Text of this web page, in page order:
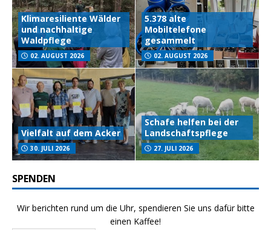
Klimaresiliente Wälder
und nachhaltige
Waldpflege
02. AUGUST 2026
5.378 alte
Mobiltelefone
gesammelt
02. AUGUST 2026
Vielfalt auf dem Acker
30. JULI 2026
Schafe helfen bei der
Landschaftspflege
27. JULI 2026
SPENDEN
Wir berichten rund um die Uhr, spendieren Sie uns dafür bitte
einen Kaffee!